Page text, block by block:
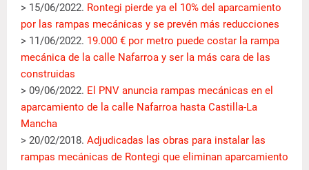
> 15/06/2022. Rontegi pierde ya el 10% del aparcamiento
por las rampas mecánicas y se prevén más reducciones
> 11/06/2022. 19.000 € por metro puede costar la rampa
mecánica de la calle Nafarroa y ser la más cara de las
construidas
> 09/06/2022. El PNV anuncia rampas mecánicas en el
aparcamiento de la calle Nafarroa hasta Castilla-La
Mancha
> 20/02/2018. Adjudicadas las obras para instalar las
rampas mecánicas de Rontegi que eliminan aparcamiento